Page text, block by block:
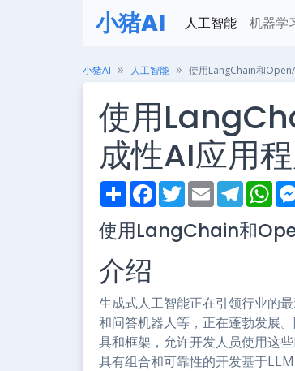
小猪AI 人工智能 机器学
小猪AI 人工智能 使用LangChain和
使用
成性AI应用
S
h
r
e
F
a
e
b
T
w
t
t
E
m
i
l
T
e
e
g
W
h
t
s
使用LangChain和
介绍
生成式人工智能正在引领行业的
和问答机器人等，正在蓬勃发展
具和框架，允许开发人员使用这
具有组合和可靠性的开发基于